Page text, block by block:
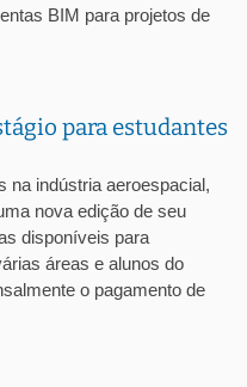
BIM para projetos de
para estudantes
na indústria aeroespacial,
nova edição de seu
disponíveis para
áreas e alunos do
o pagamento de